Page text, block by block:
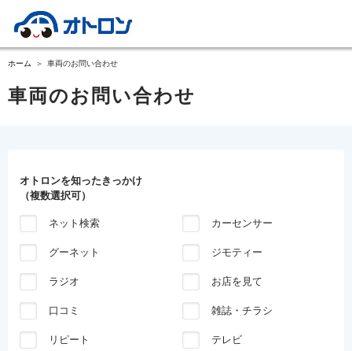
ホーム 車両のお問い合わせ
車両のお問い合わせ
オトロンを知ったきっかけ
（複数選択可）
ネット検索 カーセンサー
グーネット ジモティー
ラジオ お店を見て
口コミ 雑誌・チラシ
リピート テレビ